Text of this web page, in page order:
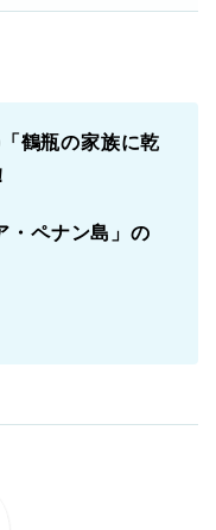
鶴瓶の家族に乾
・ペナン島」の